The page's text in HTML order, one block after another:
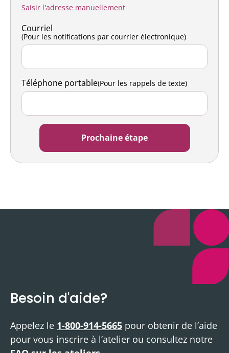
Saisir l'adresse manuellement
Courriel
(Pour les notifications par courrier électronique)
Téléphone portable(Pour les rappels de texte)
Besoin d'aide?
Appelez le 1-800-914-5665 pour obtenir de l’aide
pour vous inscrire à l’atelier ou consultez notre